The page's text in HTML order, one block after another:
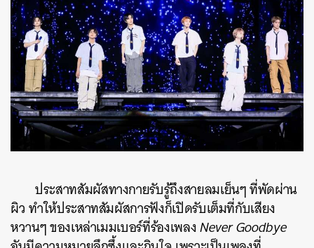
ประสาทสัมผัสทางกายรับรู้ถึงสายลมเย็นๆ ที่พัดผ่าน
ผิว ทำให้ประสาทสัมผัสการฟังก็เปิดรับเต็มที่กับเสียง
หวานๆ ของเหล่าเมมเบอร์ที่ร้องเพลงNever Goodbye